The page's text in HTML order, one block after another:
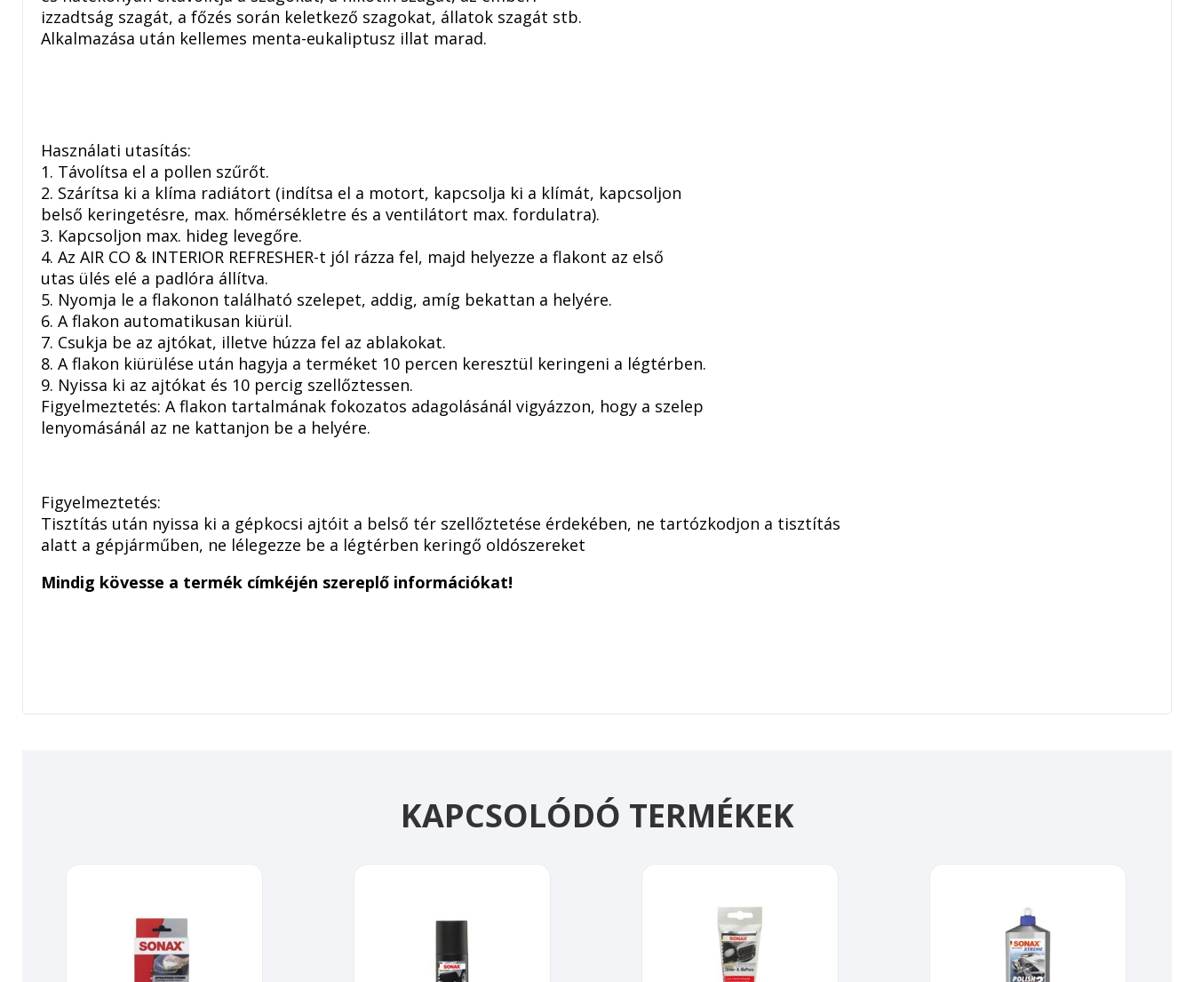
izzadtság szagát, a főzés során keletkező szagokat, állatok szagát stb.
Alkalmazása után kellemes menta-eukaliptusz illat marad.
Használati utasítás:
1. Távolítsa el a pollen szűrőt.
2. Szárítsa ki a klíma radiátort (indítsa el a motort, kapcsolja ki a klímát, kapcsoljon
belső keringetésre, max. hőmérsékletre és a ventilátort max. fordulatra).
3. Kapcsoljon max. hideg levegőre.
4. Az AIR CO & INTERIOR REFRESHER-t jól rázza fel, majd helyezze a flakont az első
utas ülés elé a padlóra állítva.
5. Nyomja le a flakonon található szelepet, addig, amíg bekattan a helyére.
6. A flakon automatikusan kiürül.
7. Csukja be az ajtókat, illetve húzza fel az ablakokat.
8. A flakon kiürülése után hagyja a terméket 10 percen keresztül keringeni a légtérben.
9. Nyissa ki az ajtókat és 10 percig szellőztessen.
Figyelmeztetés: A flakon tartalmának fokozatos adagolásánál vigyázzon, hogy a szelep
lenyomásánál az ne kattanjon be a helyére.
Figyelmeztetés:
Tisztítás után nyissa ki a gépkocsi ajtóit a belső tér szellőztetése érdekében, ne tartózkodjon a tisztítás
alatt a gépjárműben, ne lélegezze be a légtérben keringő oldószereket
Mindig kövesse a termék címkéjén szereplő információkat!
KAPCSOLÓDÓ TERMÉKEK